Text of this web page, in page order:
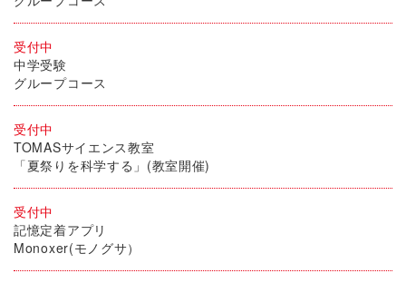
受付中
中学受験
グループコース
受付中
TOMASサイエンス教室
「夏祭りを科学する」(教室開催)
受付中
記憶定着アプリ
Monoxer(モノグサ）